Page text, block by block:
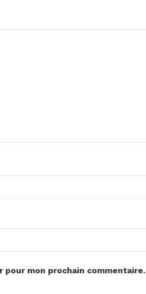
mon prochain commentaire.